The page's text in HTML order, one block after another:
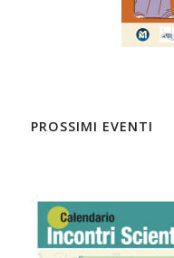
PROSSIMI EVENTI